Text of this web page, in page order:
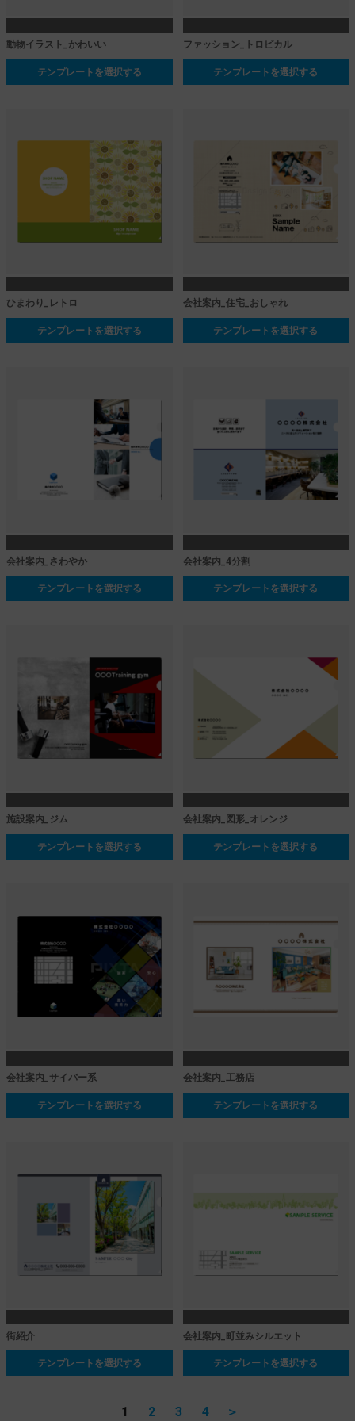
動物イラスト_かわいい
テンプレートを選択する
ファッション_トロピカル
テンプレートを選択する
ひまわり_レトロ
テンプレートを選択する
会社案内_住宅_おしゃれ
テンプレートを選択する
会社案内_さわやか
テンプレートを選択する
会社案内_4分割
テンプレートを選択する
施設案内_ジム
テンプレートを選択する
会社案内_図形_オレンジ
テンプレートを選択する
会社案内_サイバー系
テンプレートを選択する
会社案内_工務店
テンプレートを選択する
街紹介
テンプレートを選択する
会社案内_町並みシルエット
テンプレートを選択する
1 2 3 4 ＞